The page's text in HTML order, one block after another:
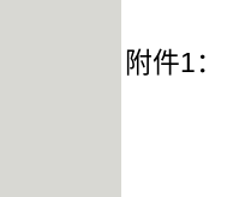
附件1：